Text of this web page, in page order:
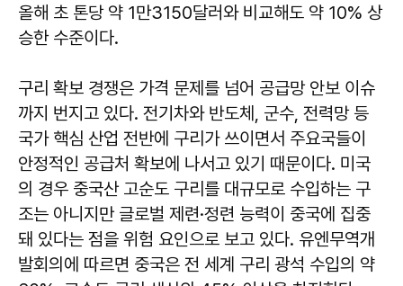
올해 초 톤당 약 1만3150달러와 비교해도 약 10% 상
승한 수준이다.
구리 확보 경쟁은 가격 문제를 넘어 공급망 안보 이슈
까지 번지고 있다. 전기차와 반도체, 군수, 전력망 등
국가 핵심 산업 전반에 구리가 쓰이면서 주요국들이
안정적인 공급처 확보에 나서고 있기 때문이다. 미국
의 경우 중국산 고순도 구리를 대규모로 수입하는 구
조는 아니지만 글로벌 제련·정련 능력이 중국에 집중
돼 있다는 점을 위험 요인으로 보고 있다. 유엔무역개
발회의에 따르면 중국은 전 세계 구리 광석 수입의 약